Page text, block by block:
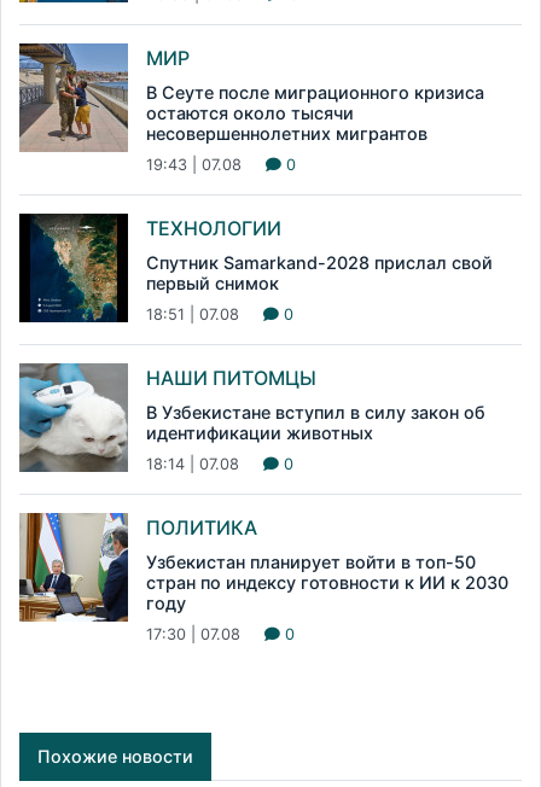
МИР
В Сеуте после миграционного кризиса
остаются около тысячи
несовершеннолетних мигрантов
19:43 | 07.08 0
ТЕХНОЛОГИИ
Спутник Samarkand-2028 прислал свой
первый снимок
18:51 | 07.08 0
НАШИ ПИТОМЦЫ
В Узбекистане вступил в силу закон об
идентификации животных
18:14 | 07.08 0
ПОЛИТИКА
Узбекистан планирует войти в топ-50
стран по индексу готовности к ИИ к 2030
году
17:30 | 07.08 0
Похожие новости